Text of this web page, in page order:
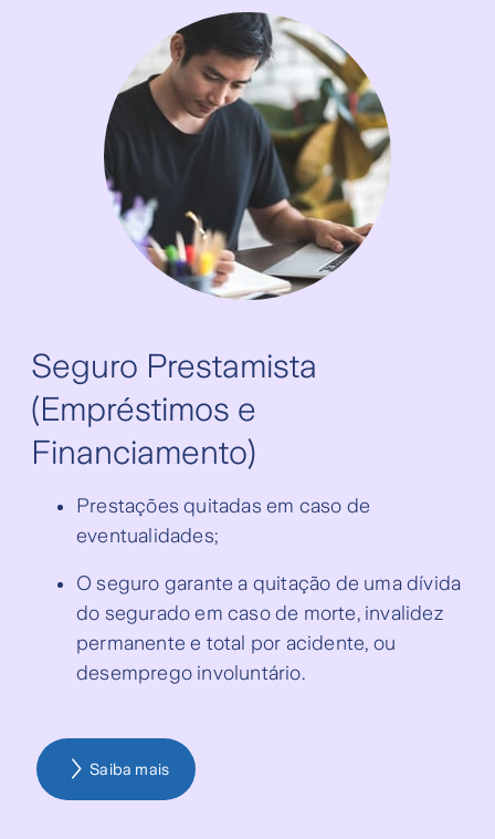
Seguro Prestamista
(Empréstimos e
Financiamento)
Prestações quitadas em caso de
eventualidades;
O seguro garante a quitação de uma dívida
do segurado em caso de morte, invalidez
permanente e total por acidente, ou
desemprego involuntário.
Saiba mais